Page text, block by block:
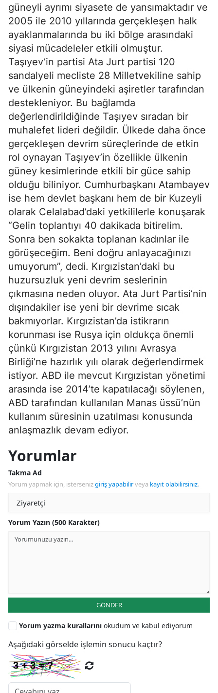
güneyli ayrımı siyasete de yansımaktadır ve
2005 ile 2010 yıllarında gerçekleşen halk
ayaklanmalarında bu iki bölge arasındaki
siyasi mücadeleler etkili olmuştur.
Taşıyev’in partisi Ata Jurt partisi 120
sandalyeli mecliste 28 Milletvekiline sahip
ve ülkenin güneyindeki aşiretler tarafından
destekleniyor. Bu bağlamda
değerlendirildiğinde Taşıyev sıradan bir
muhalefet lideri değildir. Ülkede daha önce
gerçekleşen devrim süreçlerinde de etkin
rol oynayan Taşıyev’in özellikle ülkenin
güney kesimlerinde etkili bir güce sahip
olduğu biliniyor. Cumhurbaşkanı Atambayev
ise hem devlet başkanı hem de bir Kuzeyli
olarak Celalabad’daki yetkililerle konuşarak
“Gelin toplantıyı 40 dakikada bitirelim.
Sonra ben sokakta toplanan kadınlar ile
görüşeceğim. Beni doğru anlayacağınızı
umuyorum”, dedi. Kırgızistan’daki bu
huzursuzluk yeni devrim seslerinin
çıkmasına neden oluyor. Ata Jurt Partisi’nin
dışındakiler ise yeni bir devrime sıcak
bakmıyorlar. Kırgızistan’da istikrarın
korunması ise Rusya için oldukça önemli
çünkü Kırgızistan 2013 yılını Avrasya
Birliği’ne hazırlık yılı olarak değerlendirmek
istiyor. ABD ile mevcut Kırgızistan yönetimi
arasında ise 2014’te kapatılacağı söylenen,
ABD tarafından kullanılan Manas üssü’nün
kullanım süresinin uzatılması konusunda
anlaşmazlık devam ediyor.
Yorumlar
Takma Ad
Yorum yapmak için, istersenizgiriş yapabilirveya kayıt olabilirsiniz.
Yorum Yazın (500 Karakter)
GÖNDER
Yorum yazma kurallarını okudum ve kabul ediyorum
Aşağıdaki görselde işlemin sonucu kaçtır?